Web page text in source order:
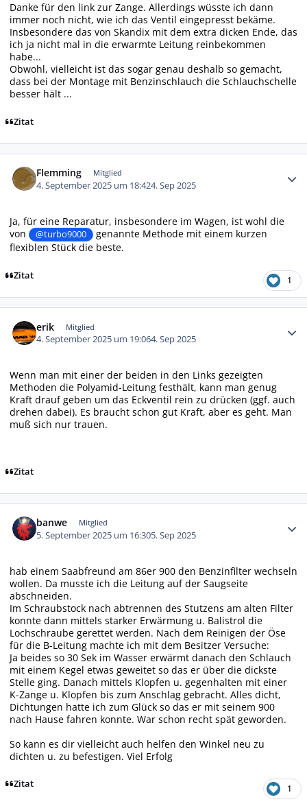
Danke für den link zur Zange. Allerdings wüsste ich dann
immer noch nicht, wie ich das Ventil eingepresst bekäme.
Insbesondere das von Skandix mit dem extra dicken Ende, das
ich ja nicht mal in die erwarmte Leitung reinbekommen
habe...
Obwohl, vielleicht ist das sogar genau deshalb so gemacht,
dass bei der Montage mit Benzinschlauch die Schlauchschelle
besser hält ...
Zitat
Flemming Mitglied
4. September 2025 um 18:424. Sep 2025
Ja, für eine Reparatur, insbesondere im Wagen, ist wohl die
von
@turbo9000
genannte Methode mit einem kurzen
flexiblen Stück die beste.
Zitat 1
erik Mitglied
4. September 2025 um 19:064. Sep 2025
Wenn man mit einer der beiden in den Links gezeigten
Methoden die Polyamid-Leitung festhält, kann man genug
Kraft drauf geben um das Eckventil rein zu drücken (ggf. auch
drehen dabei). Es braucht schon gut Kraft, aber es geht. Man
muß sich nur trauen.
Zitat
banwe Mitglied
5. September 2025 um 16:305. Sep 2025
hab einem Saabfreund am 86er 900 den Benzinfilter wechseln
wollen. Da musste ich die Leitung auf der Saugseite
abschneiden.
Im Schraubstock nach abtrennen des Stutzens am alten Filter
konnte dann mittels starker Erwärmung u. Balistrol die
Lochschraube gerettet werden. Nach dem Reinigen der Öse
für die B-Leitung machte ich mit dem Besitzer Versuche:
Ja beides so 30 Sek im Wasser erwärmt danach den Schlauch
mit einem Kegel etwas geweitet so das er über die dickste
Stelle ging. Danach mittels Klopfen u. gegenhalten mit einer
K-Zange u. Klopfen bis zum Anschlag gebracht. Alles dicht,
Dichtungen hatte ich zum Glück so das er mit seinem 900
nach Hause fahren konnte. War schon recht spät geworden.
So kann es dir vielleicht auch helfen den Winkel neu zu
dichten u. zu befestigen. Viel Erfolg
Zitat 1